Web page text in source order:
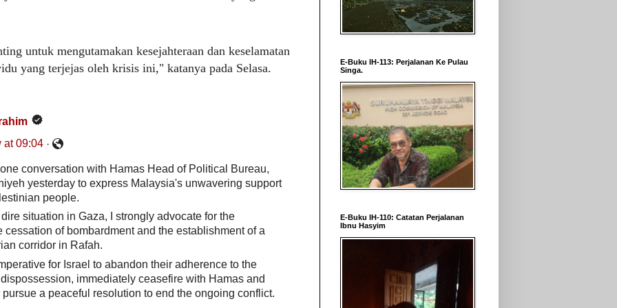
untuk mengutamakan kesejahteraan dan keselamatan
yang terjejas oleh krisis ini," katanya pada Selasa.
9
0
a 4
:
t 0 ·
conversation with Hamas Head of Political Bureau,
yesterday to express Malaysia's unwavering support
people.
situation in Gaza, I strongly advocate for the
cessation of bombardment and the establishment of a
corridor in Rafah.
for Israel to abandon their adherence to the
immediately ceasefire with Hamas and
a peaceful resolution to end the ongoing conflict.
E-Buku IH-113: Perjalanan Ke Pulau
Singa.
E-Buku IH-110: Catatan Perjalanan
Ibnu Hasyim